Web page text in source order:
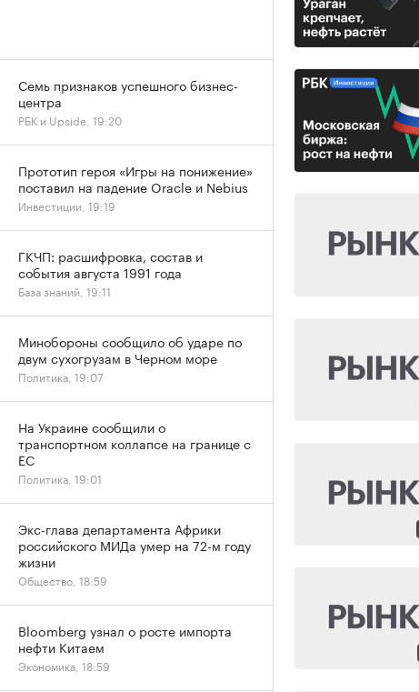
Семь признаков успешного бизнес-
центра
РБК и Upside, 19:20
Прототип героя «Игры на понижение»
поставил на падение Oracle и Nebius
Инвестиции, 19:19
ГКЧП: расшифровка, состав и
события августа 1991 года
База знаний, 19:11
Минобороны сообщило об ударе по
двум сухогрузам в Черном море
Политика, 19:07
На Украине сообщили о
транспортном коллапсе на границе с
ЕС
Политика, 19:01
Экс-глава департамента Африки
российского МИДа умер на 72-м году
жизни
Общество, 18:59
Bloomberg узнал о росте импорта
нефти Китаем
Экономика, 18:59